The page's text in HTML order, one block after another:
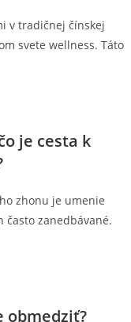
v tradičnej čínskej
svete wellness. Táto
je cesta k
zhonu je umenie
zanedbávané.
obmedziť?